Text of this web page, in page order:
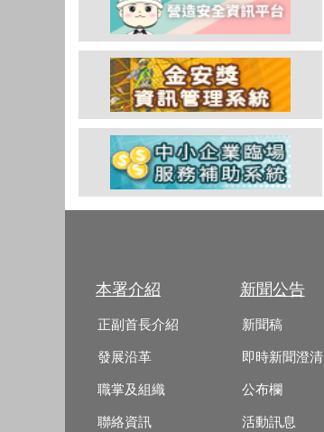
本署介紹
正副首長介紹
發展沿革
職掌及組織
聯絡資訊
新聞公告
新聞稿
即時新聞澄清
公布欄
活動訊息